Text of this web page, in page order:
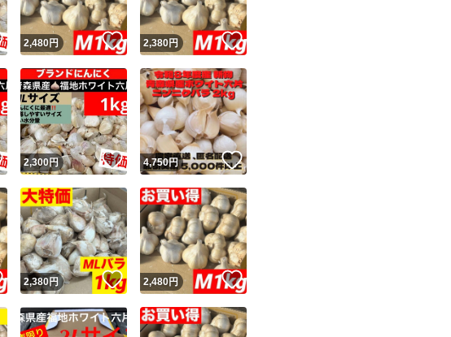
ユーザーの実績について
Yahoo!フリマが定めた一定の基準を満たしたユーザーにバッジを付与しています
安心取引出品者
いいね！
2,480円 いいね！
2,380円 いいね！
いいね！
2,300円 いいね！
4,750円 いいね！
いいね！
2,380円 いいね！
2,480円 いいね！